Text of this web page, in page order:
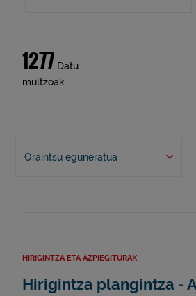
1277 Datu
multzoak
Oraintsu eguneratua
HIRIGINTZA ETA AZPIEGITURAK
Hirigintza plangintza -